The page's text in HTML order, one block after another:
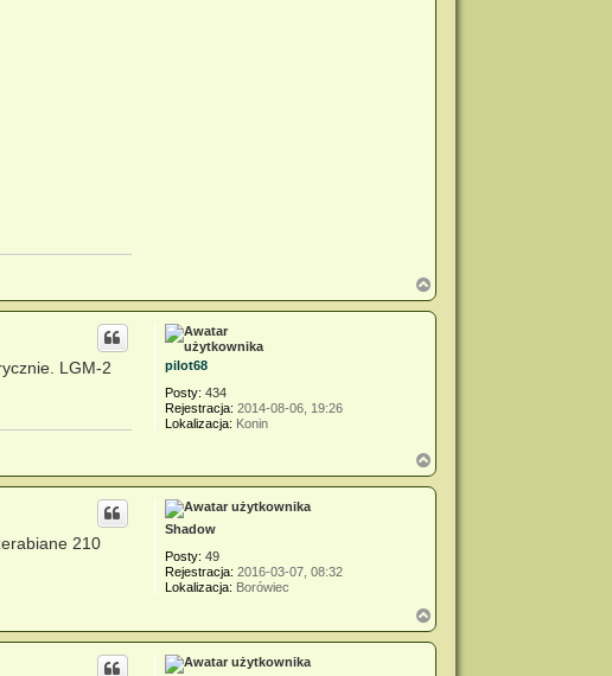
a
g
pilot68
Posty: 434
Rejestracja: 2014-08-06, 19:26
Lokalizacja: Konin
LGM-2
a
g
Shadow
Posty: 49
Rejestracja: 2016-03-07, 08:32
Lokalizacja: Borówiec
210
a
g